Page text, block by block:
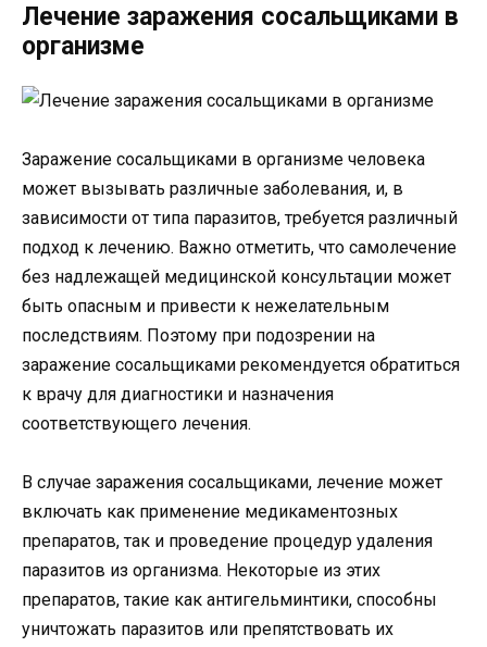
Лечение заражения сосальщиками в
организме
Заражение сосальщиками в организме человека
может вызывать различные заболевания, и, в
зависимости от типа паразитов, требуется различный
подход к лечению. Важно отметить, что самолечение
без надлежащей медицинской консультации может
быть опасным и привести к нежелательным
последствиям. Поэтому при подозрении на
заражение сосальщиками рекомендуется обратиться
к врачу для диагностики и назначения
соответствующего лечения.
В случае заражения сосальщиками, лечение может
включать как применение медикаментозных
препаратов, так и проведение процедур удаления
паразитов из организма. Некоторые из этих
препаратов, такие как антигельминтики, способны
уничтожать паразитов или препятствовать их